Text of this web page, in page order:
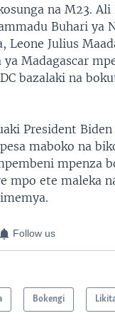
na M23. Ali
Buhari ya
Leone Julius
ya Madagascar
bazalaki na
President
maboko na
mpenza
mpo ete maleka
Follow us
Bokengi